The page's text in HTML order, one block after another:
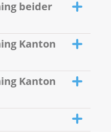
Programm teilnehmen
und Kanton
Frauen im Alter von
alle 2 Jahre zu einer
(Mammografie)
beider
Screening-Programm
Kanton
Kanton